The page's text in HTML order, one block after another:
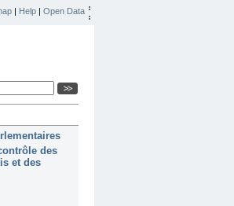
| Help | Open Data
des
et des